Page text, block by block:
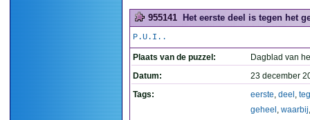
955141 Het eerste deel is tegen het
P.U.I..
Plaats van de puzzel:
Dagblad van
Datum:
23 december
Tags:
eerste, deel ,
geheel , waarbij